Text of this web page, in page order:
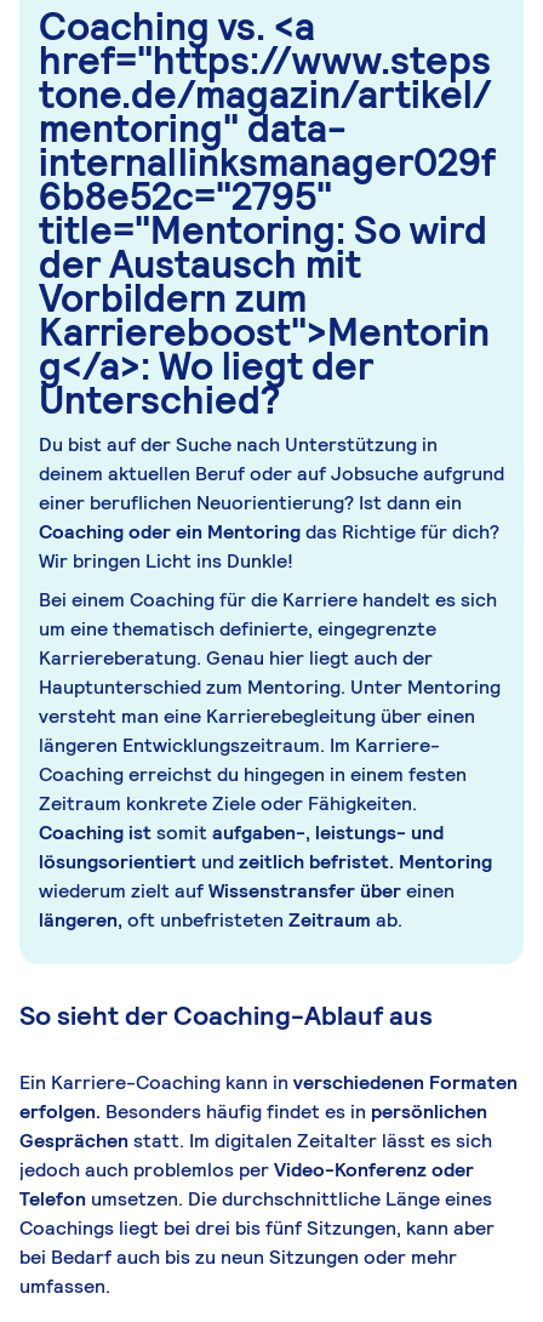
Coaching vs. <a
href="https://www.steps
tone.de/magazin/artikel/
mentoring" data-
internallinksmanager029f
6b8e52c="2795"
title="Mentoring: So wird
der Austausch mit
Vorbildern zum
Karriereboost">Mentorin
g</a>: Wo liegt der
Unterschied?
Du bist auf der Suche nach Unterstützung in
deinem aktuellen Beruf oder auf Jobsuche aufgrund
einer beruflichen Neuorientierung? Ist dann ein
Coaching oder ein Mentoringdas Richtige für dich?
Wir bringen Licht ins Dunkle!
Bei einem Coaching für die Karriere handelt es sich
um eine thematisch definierte, eingegrenzte
Karriereberatung. Genau hier liegt auch der
Hauptunterschied zum Mentoring. Unter Mentoring
versteht man eine Karrierebegleitung über einen
längeren Entwicklungszeitraum. Im Karriere-
Coaching erreichst du hingegen in einem festen
Zeitraum konkrete Ziele oder Fähigkeiten.
Coaching istsomitaufgaben-, leistungs- und
lösungsorientiert undzeitlich befristet. Mentoring
wiederum zielt aufWissenstransfer übereinen
längeren, oft unbefristeten Zeitraum ab.
So sieht der Coaching-Ablauf aus
Ein Karriere-Coaching kann in verschiedenen Formaten
erfolgen. Besonders häufig findet es in persönlichen
Gesprächenstatt. Im digitalen Zeitalter lässt es sich
jedoch auch problemlos perVideo-Konferenz oder
Telefon umsetzen. Die durchschnittliche Länge eines
Coachings liegt bei drei bis fünf Sitzungen, kann aber
bei Bedarf auch bis zu neun Sitzungen oder mehr
umfassen.